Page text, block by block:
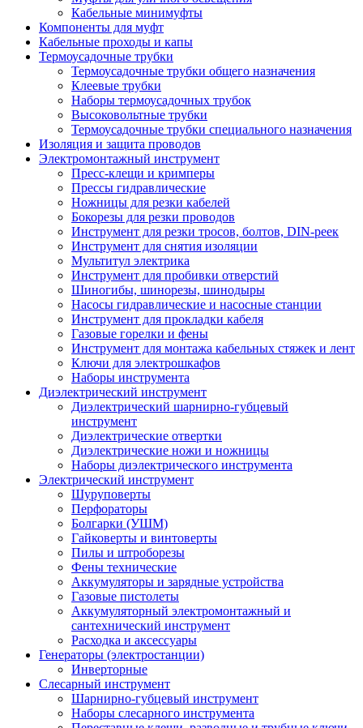
Кабельные минимуфты
Компоненты для муфт
Кабельные проходы и капы
Термоусадочные трубки
Термоусадочные трубки общего назначения
Клеевые трубки
Наборы термоусадочных трубок
Высоковольтные трубки
Термоусадочные трубки специального назначения
Изоляция и защита проводов
Электромонтажный инструмент
Пресс-клещи и кримперы
Прессы гидравлические
Ножницы для резки кабелей
Бокорезы для резки проводов
Инструмент для резки тросов, болтов, DIN-реек
Инструмент для снятия изоляции
Мультитул электрика
Инструмент для пробивки отверстий
Шиногибы, шинорезы, шинодыры
Насосы гидравлические и насосные станции
Инструмент для прокладки кабеля
Газовые горелки и фены
Инструмент для монтажа кабельных стяжек и лент
Ключи для электрошкафов
Наборы инструмента
Диэлектрический инструмент
Диэлектрический шарнирно-губцевый
инструмент
Диэлектрические отвертки
Диэлектрические ножи и ножницы
Наборы диэлектрического инструмента
Электрический инструмент
Шуруповерты
Перфораторы
Болгарки (УШМ)
Гайковерты и винтоверты
Пилы и штроборезы
Фены технические
Аккумуляторы и зарядные устройства
Газовые пистолеты
Аккумуляторный электромонтажный и
сантехнический инструмент
Расходка и аксессуары
Генераторы (электростанции)
Инверторные
Слесарный инструмент
Шарнирно-губцевый инструмент
Наборы слесарного инструмента